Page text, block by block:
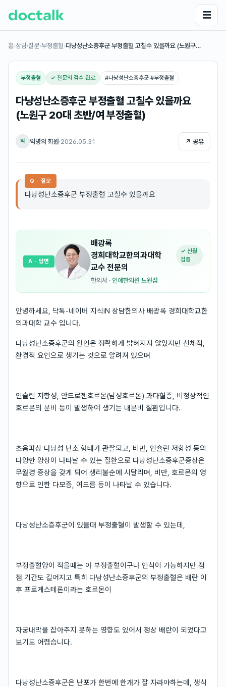
☰
홈›상담·질문›부정출혈›다낭성난소증후군 부정출혈 고칠수 있을까요 (노원구…
부정출혈 ✓ 전문의 검수 완료 #다낭성난소증후군 #부정출혈
다낭성난소증후군 부정출혈 고칠수 있을까요
(노원구 20대 초반/여 부정출혈)
익 익명의 회원·2026.05.31 ↗ 공유
Q · 질문
다낭성난소증후군 부정출혈 고칠수 있을까요
배광록
경희대학교한의과대학
교수전문의
✓ 신원
검증
한의사 · 인애한의원 노원점
A · 답변
안녕하세요, 닥톡-네이버 지식iN 상담한의사 배광록 경희대학교한
의과대학 교수 입니다.
다낭성난소증후군의 원인은 정확하게 밝혀지지 않았지만 신체적,
환경적 요인으로 생기는 것으로 알려져 있으며
인슐린 저항성, 안드로젠호르몬(남성호르몬) 과다혈증, 비정상적인
호르몬의 분비 등이 발생하여 생기는 내분비 질환입니다.
초음파상 다낭성 난소 형태가 관찰되고, 비만, 인슐린 저항성 등의
다양한 양상이 나타날 수 있는 질환으로 다낭성난소증후군증상은
무월경 증상을 갖게 되어 생리불순에 시달리며, 비만, 호르몬의 영
향으로 인한 다모증, 여드름 등이 나타날 수 있습니다.
다낭성난소증후군이 있을때 부정출혈이 발생할 수 있는데,
부정출혈양이 적을때는 아 부정출혈이구나 인식이 가능하지만 점
점 기간도 길어지고 특히 다낭성난소증후군의 부정출혈은 배란 이
후 프로게스테론이라는 호르몬이
자궁내막을 잡아주지 못하는 영향도 있어서 정상 배란이 되었다고
보기도 어렵습니다.
다낭성난소증후군은 난포가 한번에 한개가 잘 자라야하는데, 생식